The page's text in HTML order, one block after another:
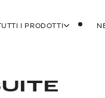
I PRODOTTI